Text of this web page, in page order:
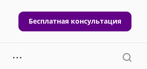
Бесплатная консультация